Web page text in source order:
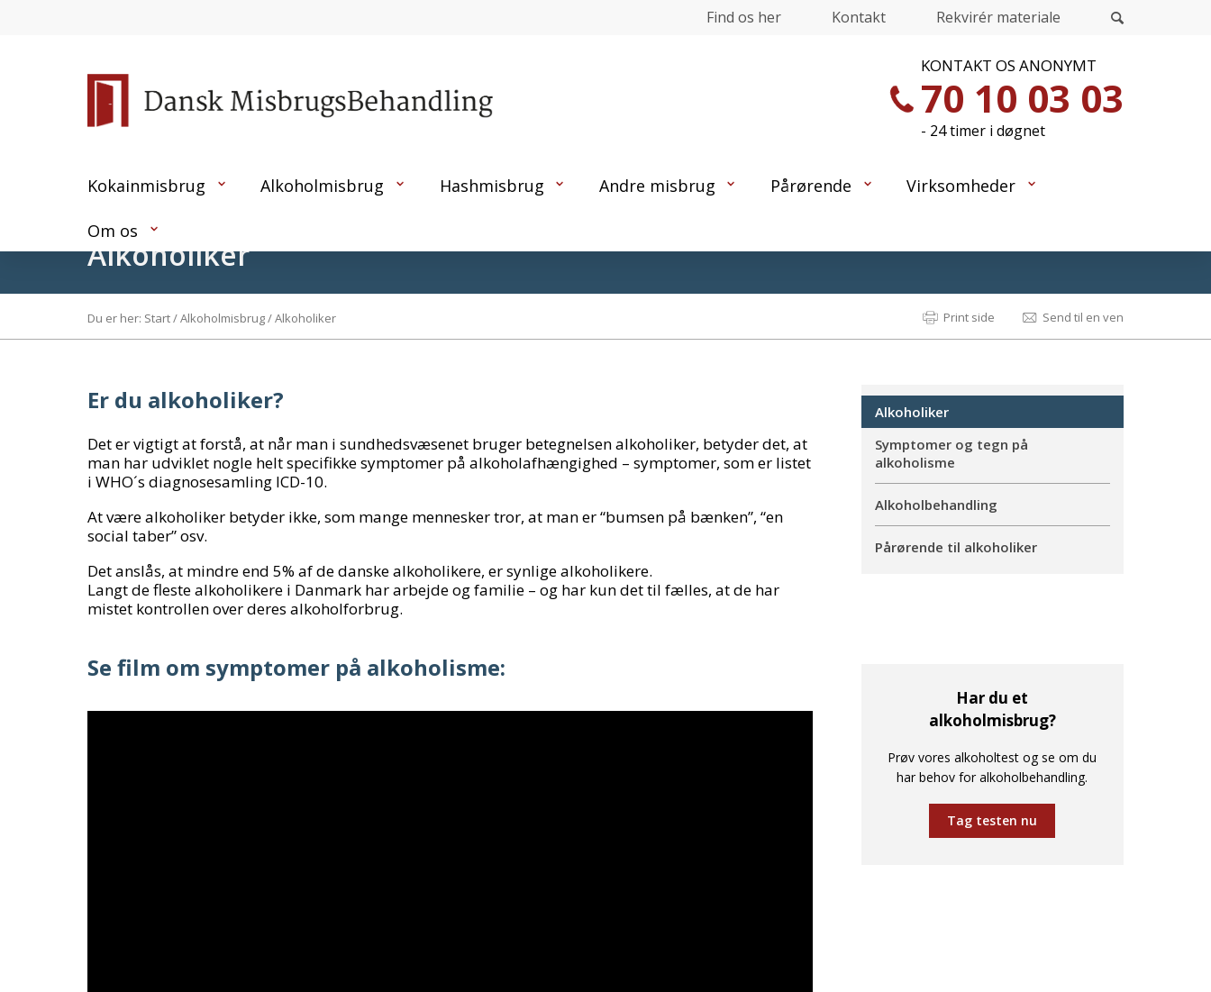
Find os her Kontakt Rekvirér materiale
KONTAKT OS ANONYMT
70 10 03 03
- 24 timer i døgnet
Kokainmisbrug Alkoholmisbrug Hashmisbrug Andre misbrug Pårørende Virksomheder
Om os
Alkoholiker
Du er her: Start/Alkoholmisbrug/Alkoholiker Print side Send til en ven
Er du alkoholiker?
Det er vigtigt at forstå, at når man i sundhedsvæsenet bruger betegnelsen alkoholiker, betyder det, at
man har udviklet nogle helt specifikke symptomer på alkoholafhængighed – symptomer, som er listet
i WHO´s diagnosesamling ICD-10.
At være alkoholiker betyder ikke, som mange mennesker tror, at man er “bumsen på bænken”, “en
social taber” osv.
Det anslås, at mindre end 5% af de danske alkoholikere, er synlige alkoholikere.
Langt de fleste alkoholikere i Danmark har arbejde og familie – og har kun det til fælles, at de har
mistet kontrollen over deres alkoholforbrug.
Se film om symptomer på alkoholisme:
Alkoholiker
Symptomer og tegn på
alkoholisme
Alkoholbehandling
Pårørende til alkoholiker
Har du et
alkoholmisbrug?
Prøv vores alkoholtest og se om du
har behov for alkoholbehandling.
Tag testen nu